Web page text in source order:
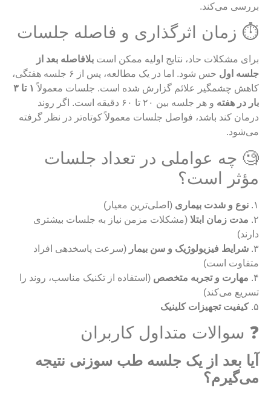
بررسی می‌کند.
⏱️ زمان اثرگذاری و فاصله جلسات
برای مشکلات حاد، نتایج اولیه ممکن است بلافاصله بعد از
جلسه اول
حس شود. اما در یک مطالعه، پس از ۶ جلسه هفتگی،
کاهش چشمگیر علائم گزارش شده است. جلسات معمولاً
۱ تا ۳
بار در هفته
و هر جلسه بین ۲۰ تا ۶۰ دقیقه است. اگر روند
درمان کند باشد، فواصل جلسات معمولاً کوتاه‌تر در نظر گرفته
می‌شود.
🧐 چه عواملی در تعداد جلسات
مؤثر است؟
۱. نوع و شدت بیماری (اصلی‌ترین معیار)
۲. مدت زمان ابتلا (مشکلات مزمن نیاز به جلسات بیشتری
دارند)
۳. شرایط فیزیولوژیک و سن بیمار (سرعت پاسخدهی افراد
متفاوت است)
۴. مهارت و تجربه متخصص (استفاده از تکنیک مناسب، روند را
تسریع می‌کند)
۵. کیفیت تجهیزات کلینیک
❓ سوالات متداول کاربران
آیا بعد از یک جلسه طب سوزنی نتیجه
می‌گیرم؟